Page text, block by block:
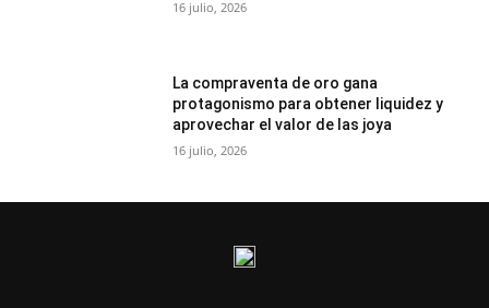
16 julio, 2026
La compraventa de oro gana
protagonismo para obtener liquidez y
aprovechar el valor de las joya
16 julio, 2026